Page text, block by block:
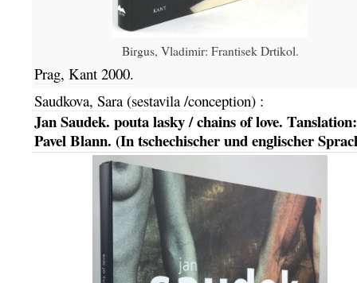
Birgus, Vladimir: Frantisek Drtikol.
Prag, Kant 2000.
Saudkova, Sara (sestavila /conception):
Jan Saudek. pouta lasky / chains of love. Tanslation:
Pavel Blann. (In tschechischer und englischer